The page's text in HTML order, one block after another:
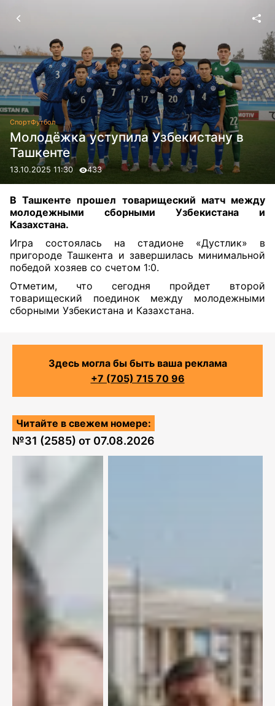
СпортФутбол
Молодёжка уступила Узбекистану в
Ташкенте
13.10.2025 11:30 433
В Ташкенте прошел товарищеский матч между
молодежными сборными Узбекистана и
Казахстана.
Игра состоялась на стадионе «Дустлик» в
пригороде Ташкента и завершилась минимальной
победой хозяев со счетом 1:0.
Отметим, что сегодня пройдет второй
товарищеский поединок между молодежными
сборными Узбекистана и Казахстана.
Здесь могла бы быть ваша реклама
+7 (705) 715 70 96
Читайте в свежем номере:
№31 (2585) от 07.08.2026